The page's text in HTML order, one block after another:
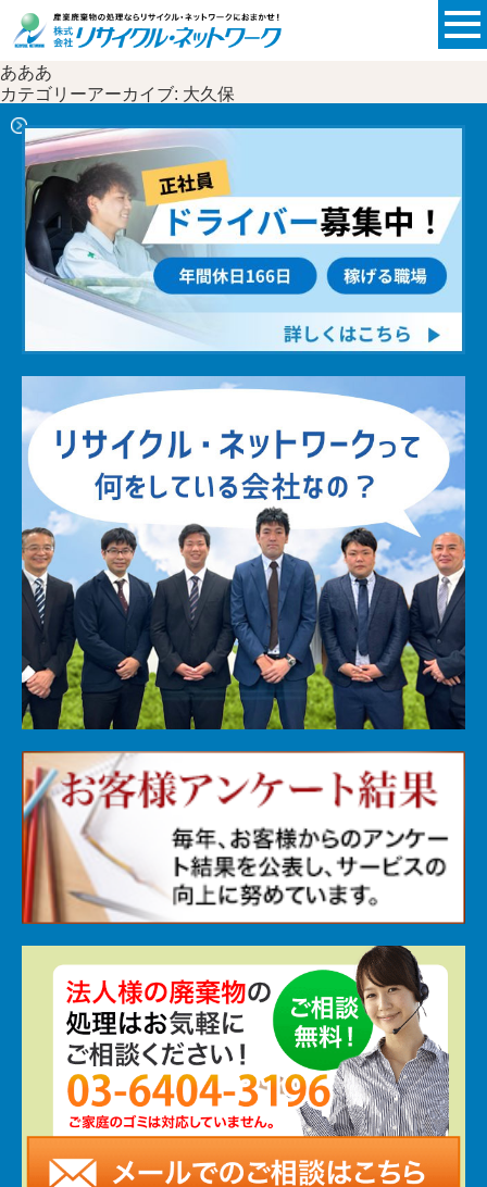
あああ
カテゴリーアーカイブ: 大久保